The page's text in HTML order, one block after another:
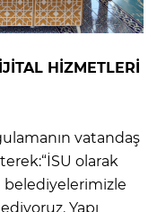
HİZMETLERİ
vatandaş
olarak
Yapı